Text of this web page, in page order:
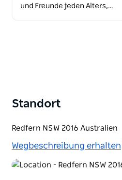
und Freunde jeden Alters,…
Standort
Redfern NSW 2016 Australien
Wegbeschreibung erhalten